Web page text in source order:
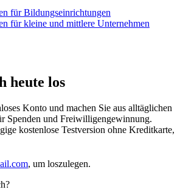
für Bildungseinrichtungen
für kleine und mittlere Unternehmen
heute los
Konto und machen Sie aus alltäglichen
Spenden und Freiwilligengewinnung.
kostenlose Testversion ohne Kreditkarte,
, um loszulegen.